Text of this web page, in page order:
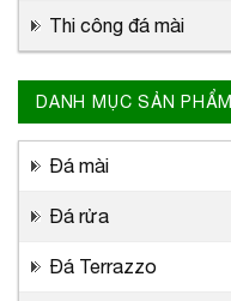
Thi công đá mài
DANH MỤC SẢN PHẨM
Đá mài
Đá rửa
Đá Terrazzo